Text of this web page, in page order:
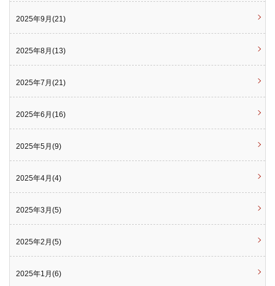
2025年9月(21)
2025年8月(13)
2025年7月(21)
2025年6月(16)
2025年5月(9)
2025年4月(4)
2025年3月(5)
2025年2月(5)
2025年1月(6)